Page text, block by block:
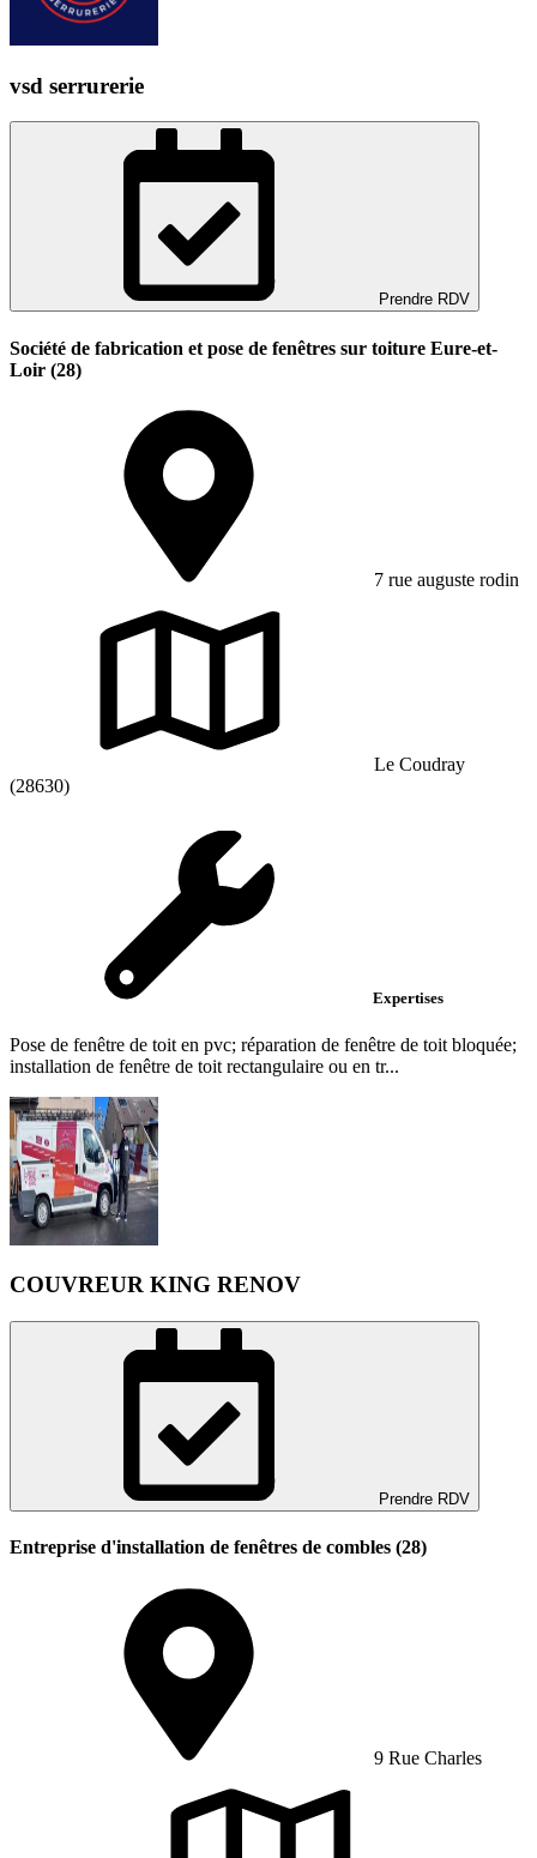
vsd serrurerie
Prendre RDV
Société de fabrication et pose de fenêtres sur toiture Eure-et-
Loir (28)
7 rue auguste rodin
Le Coudray
(28630)
Expertises
Pose de fenêtre de toit en pvc; réparation de fenêtre de toit bloquée;
installation de fenêtre de toit rectangulaire ou en tr...
COUVREUR KING RENOV
Prendre RDV
Entreprise d'installation de fenêtres de combles (28)
9 Rue Charles